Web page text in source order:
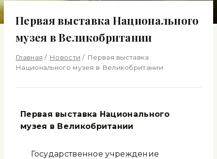
Первая выставка Национального
музея в Великобритании
Главная / Новости / Первая выставка
Национального музея в Великобритании
Первая выставка Национального
музея в Великобритании
Государственное учреждение